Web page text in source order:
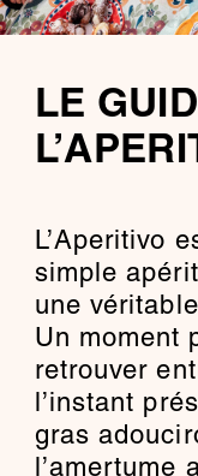
LE
L’Aperitivo
simple
une
Un moment
retrouver
l’instant
gras
l’amertume